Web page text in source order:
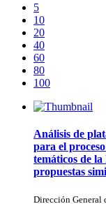
5
10
20
40
60
80
100
Análisis de
para el
temáticos de
propuestas
Dirección General